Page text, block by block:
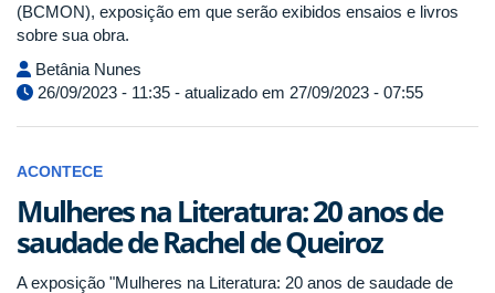
(BCMON), exposição em que serão exibidos ensaios e livros
sobre sua obra.
Betânia Nunes
26/09/2023 - 11:35 - atualizado em 27/09/2023 - 07:55
ACONTECE
Mulheres na Literatura: 20 anos de
saudade de Rachel de Queiroz
A exposição "Mulheres na Literatura: 20 anos de saudade de